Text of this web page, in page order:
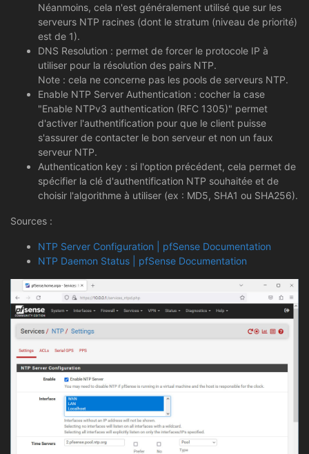
Néanmoins, cela n'est généralement utilisé que sur les
serveurs NTP racines (dont le stratum (niveau de priorité)
est de 1).
DNS Resolution : permet de forcer le protocole IP à
utiliser pour la résolution des pairs NTP.
Note : cela ne concerne pas les pools de serveurs NTP.
Enable NTP Server Authentication : cocher la case
"Enable NTPv3 authentication (RFC 1305)" permet
d'activer l'authentification pour que le client puisse
s'assurer de contacter le bon serveur et non un faux
serveur NTP.
Authentication key : si l'option précédent, cela permet de
spécifier la clé d'authentification NTP souhaitée et de
choisir l'algorithme à utiliser (ex : MD5, SHA1 ou SHA256).
Sources :
NTP Server Configuration | pfSense Documentation
NTP Daemon Status | pfSense Documentation